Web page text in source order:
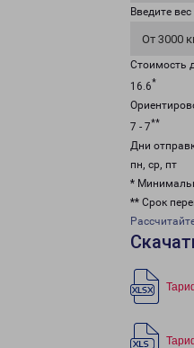
Введите вес
От 3000
Стоимость
16.6*
7 - 7**
Дни
пн, ср, пт
*
** Срок